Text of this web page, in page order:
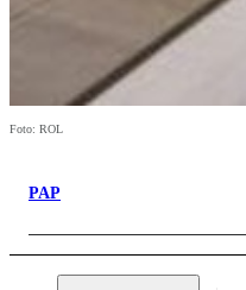
Foto: ROL
PAP